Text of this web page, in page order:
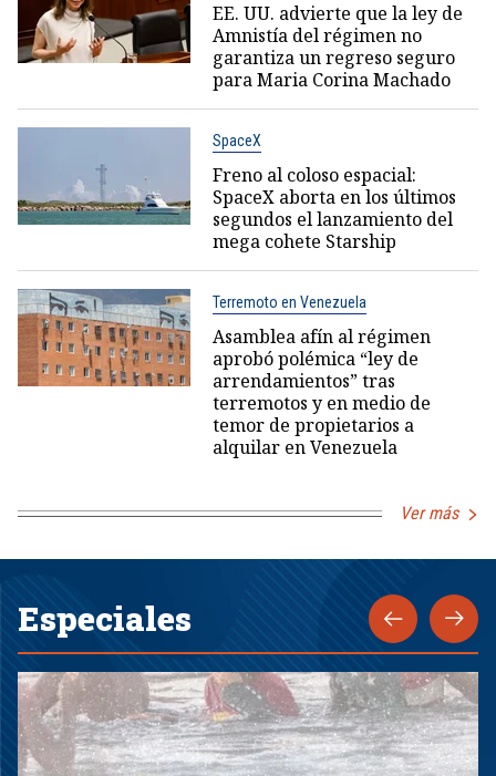
EE. UU. advierte que la ley de
Amnistía del régimen no
garantiza un regreso seguro
para Maria Corina Machado
SpaceX
Freno al coloso espacial:
SpaceX aborta en los últimos
segundos el lanzamiento del
mega cohete Starship
Terremoto en Venezuela
Asamblea afín al régimen
aprobó polémica “ley de
arrendamientos” tras
terremotos y en medio de
temor de propietarios a
alquilar en Venezuela
Ver más
Especiales